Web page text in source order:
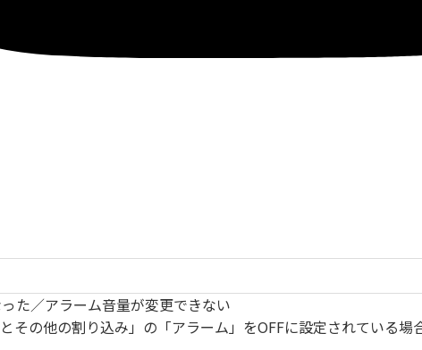
た／アラーム音量が変更できない
その他の割り込み」の「アラーム」をOFFに設定されている